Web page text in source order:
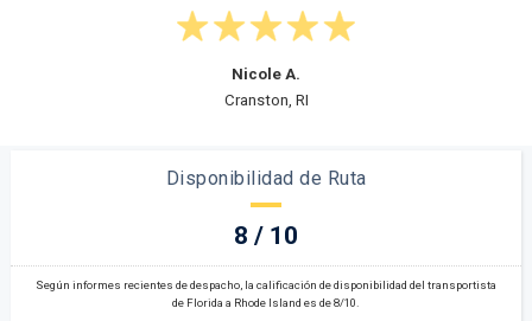
Miami, FL
Disponibilidad de Ruta
8 / 10
Según informes recientes de despacho, la calificación de disponibilidad del transportista
de Florida a Rhode Island es de 8/10.